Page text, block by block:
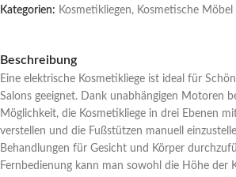
Kategorien: Kosmetikliegen, Kosmetische Möbel
Beschreibung
Eine elektrische Kosmetikliege ist ideal für
Salons geeignet. Dank unabhängigen Motoren
Möglichkeit, die Kosmetikliege in drei Ebenen
verstellen und die Fußstützen manuell
Behandlungen für Gesicht und Körper
Fernbedienung kann man sowohl die Höhe der